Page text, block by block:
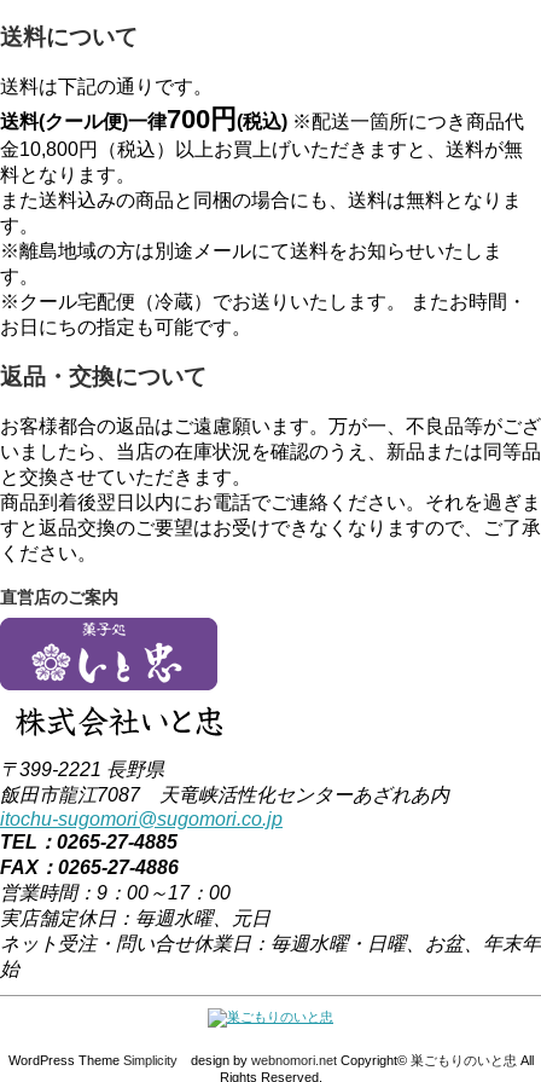
送料について
送料は下記の通りです。
送料(クール便)一律700円 (税込) ※配送一箇所につき商品代
金10,800円（税込）以上お買上げいただきますと、送料が無
料となります。
また送料込みの商品と同梱の場合にも、送料は無料となりま
す。
※離島地域の方は別途メールにて送料をお知らせいたしま
す。
※クール宅配便（冷蔵）でお送りいたします。 またお時間・
お日にちの指定も可能です。
返品・交換について
お客様都合の返品はご遠慮願います。万が一、不良品等がござ
いましたら、当店の在庫状況を確認のうえ、新品または同等品
と交換させていただきます。
商品到着後翌日以内にお電話でご連絡ください。それを過ぎま
すと返品交換のご要望はお受けできなくなりますので、ご了承
ください。
直営店のご案内
〒399-2221 長野県
飯田市龍江7087 天竜峡活性化センターあざれあ内
itochu-sugomori@sugomori.co.jp
TEL：0265-27-4885
FAX：0265-27-4886
営業時間：9：00～17：00
実店舗定休日：毎週水曜、元日
ネット受注・問い合せ休業日：毎週水曜・日曜、お盆、年末年
始
WordPress Theme Simplicitydesign by webnomori.netCopyright© 巣ごもりのいと忠 All
Rights Reserved.